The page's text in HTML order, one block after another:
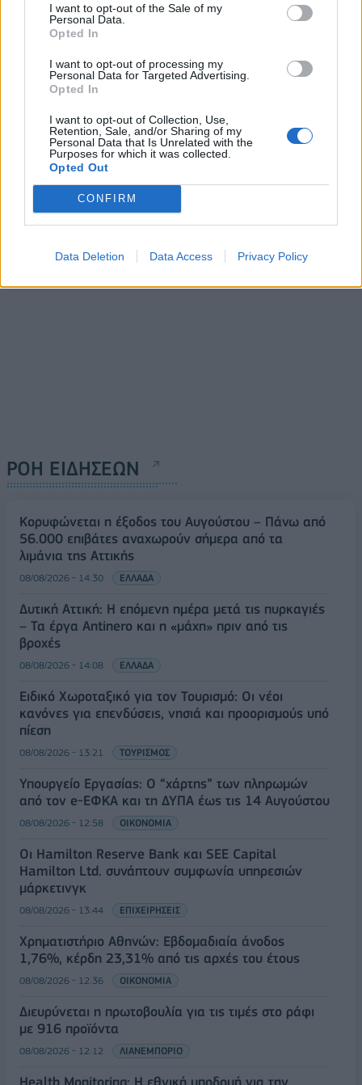
I want to opt-out of the Sale of my
Personal Data.
Opted In
I want to opt-out of processing my
Personal Data for Targeted Advertising.
Opted In
I want to opt-out of Collection, Use,
Retention, Sale, and/or Sharing of my
Personal Data that Is Unrelated with the
Purposes for which it was collected.
Opted Out
CONFIRM
Data Deletion Data Access Privacy Policy
Πολύ υψηλός κίνδυνος
πυρκαγιάς αύριο σε Αττική
και Εύβοια
22/06/2024 - 16:17
Μεγάλη φωτιά στο
Κοντοδεσπότι Ευβοίας
ΡΟΗ ΕΙΔΗΣΕΩΝ
Κορυφώνεται η έξοδος του Αυγούστου – Πάνω από
56.000 επιβάτες αναχωρούν σήμερα από τα
λιμάνια της Αττικής
08/08/2026 - 14:30 ΕΛΛΑΔΑ
Δυτική Αττική: Η επόμενη ημέρα μετά τις πυρκαγιές
– Τα έργα Antinero και η «μάχη» πριν από τις
βροχές
08/08/2026 - 14:08 ΕΛΛΑΔΑ
Ειδικό Χωροταξικό για τον Τουρισμό: Οι νέοι
κανόνες για επενδύσεις, νησιά και προορισμούς υπό
πίεση
08/08/2026 - 13:21 ΤΟΥΡΙΣΜΟΣ
Υπουργείο Εργασίας: Ο “χάρτης” των πληρωμών
από τον e-ΕΦΚΑ και τη ΔΥΠΑ έως τις 14 Αυγούστου
08/08/2026 - 12:58 ΟΙΚΟΝΟΜΙΑ
Οι Hamilton Reserve Bank και SEE Capital
Hamilton Ltd. συνάπτουν συμφωνία υπηρεσιών
μάρκετινγκ
08/08/2026 - 13:44 ΕΠΙΧΕΙΡΗΣΕΙΣ
Χρηματιστήριο Αθηνών: Εβδομαδιαία άνοδος
1,76%, κέρδη 23,31% από τις αρχές του έτους
08/08/2026 - 12:36 ΟΙΚΟΝΟΜΙΑ
Διευρύνεται η πρωτοβουλία για τις τιμές στο ράφι
με 916 προϊόντα
08/08/2026 - 12:12 ΛΙΑΝΕΜΠΟΡΙΟ